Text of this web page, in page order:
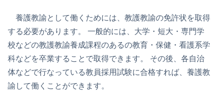
養護教諭として働くためには、教護教諭の免許状を取得
する必要があります。 一般的には、大学・短大・専門学
校などの教護教諭養成課程のあるの教育・保健・看護系学
科などを卒業することで取得できます。 その後、各自治
体などで行なっている教員採用試験に合格すれば、養護教
諭して働くことができます。